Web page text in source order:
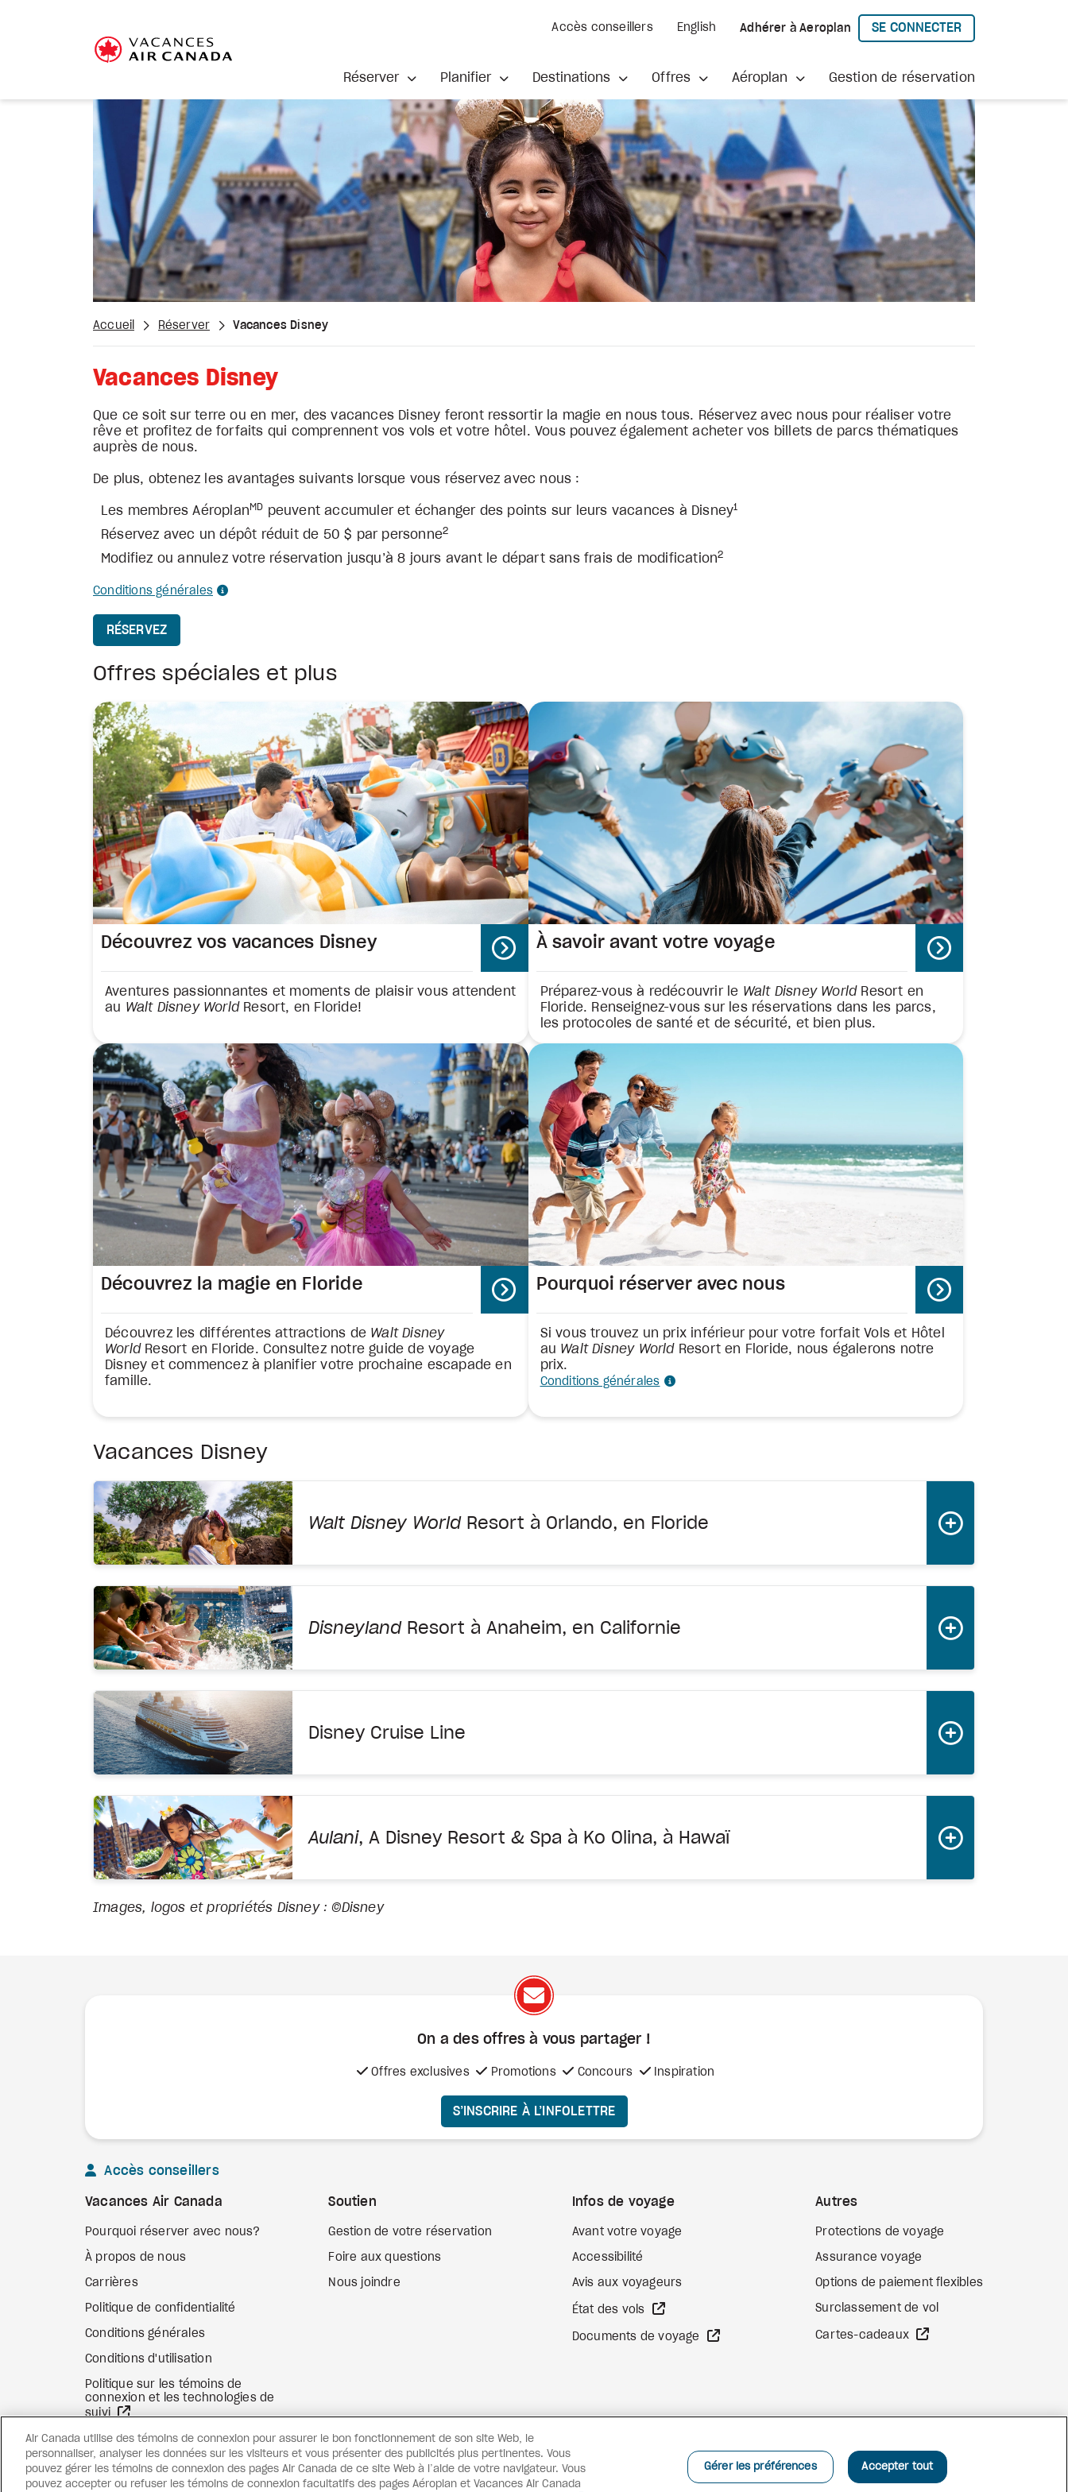
Accès conseillers English Adhérer à Aeroplan
SE CONNECTER
À AEROPLAN
Réserver Planifier Destinations Offres Aéroplan Gestion de réservation
Accueil Réserver Vacances Disney
Vacances Disney
Que ce soit sur terre ou en mer, des vacances Disney feront ressortir la magie en nous tous. Réservez avec nous pour réaliser votre
rêve et profitez de forfaits qui comprennent vos vols et votre hôtel. Vous pouvez également acheter vos billets de parcs thématiques
auprès de nous.
De plus, obtenez les avantages suivants lorsque vous réservez avec nous :
Les membres Aéroplan MD peuvent accumuler et échanger des points sur leurs vacances à Disney1
Réservez avec un dépôt réduit de 50 $ par personne2
Modifiez ou annulez votre réservation jusqu’à 8 jours avant le départ sans frais de modification2
Conditions générales
RÉSERVEZ
Offres spéciales et plus
Découvrez vos vacances Disney
Aventures passionnantes et moments de plaisir vous attendent
au Walt Disney World Resort, en Floride!
À savoir avant votre voyage
Préparez-vous à redécouvrir le Walt Disney World Resort en
Floride. Renseignez-vous sur les réservations dans les parcs,
les protocoles de santé et de sécurité, et bien plus.
Découvrez la magie en Floride
Découvrez les différentes attractions de Walt Disney
World Resort en Floride. Consultez notre guide de voyage
Disney et commencez à planifier votre prochaine escapade en
famille.
Pourquoi réserver avec nous
Si vous trouvez un prix inférieur pour votre forfait Vols et Hôtel
au Walt Disney World Resort en Floride, nous égalerons notre
prix.
Conditions générales
Vacances Disney
Walt Disney WorldResort à Orlando, en Floride
DisneylandResort à Anaheim, en Californie
Disney Cruise Line
Aulani, A Disney Resort & Spa à Ko Olina, à Hawaï
Images, logos et propriétés Disney : ©Disney
On a des offres à vous partager !
Offres exclusives Promotions Concours Inspiration
S’INSCRIRE À L’INFOLETTRE
Accès conseillers
Vacances Air Canada
Pourquoi réserver avec nous?
À propos de nous
Carrières
Politique de confidentialité
Conditions générales
Conditions d'utilisation
Politique sur les témoins de
connexion et les technologies de
suivi
Soutien
Gestion de votre réservation
Foire aux questions
Nous joindre
Infos de voyage
Avant votre voyage
Accessibilité
Avis aux voyageurs
État des vols
Documents de voyage Site Web externe
Autres
Protections de voyage
Assurance voyage
Options de paiement flexibles
Surclassement de vol
Cartes-cadeaux
Facebook
Air Canada utilise des témoins de connexion pour assurer le bon fonctionnement de son site Web, le
personnaliser, analyser les données sur les visiteurs et vous présenter des publicités plus pertinentes. Vous
pouvez gérer les témoins de connexion des pages Air Canada de ce site Web à l’aide de votre navigateur. Vous
pouvez accepter ou refuser les témoins de connexion facultatifs des pages Aéroplan et Vacances Air Canada
Gérer les préférences Accepter tout